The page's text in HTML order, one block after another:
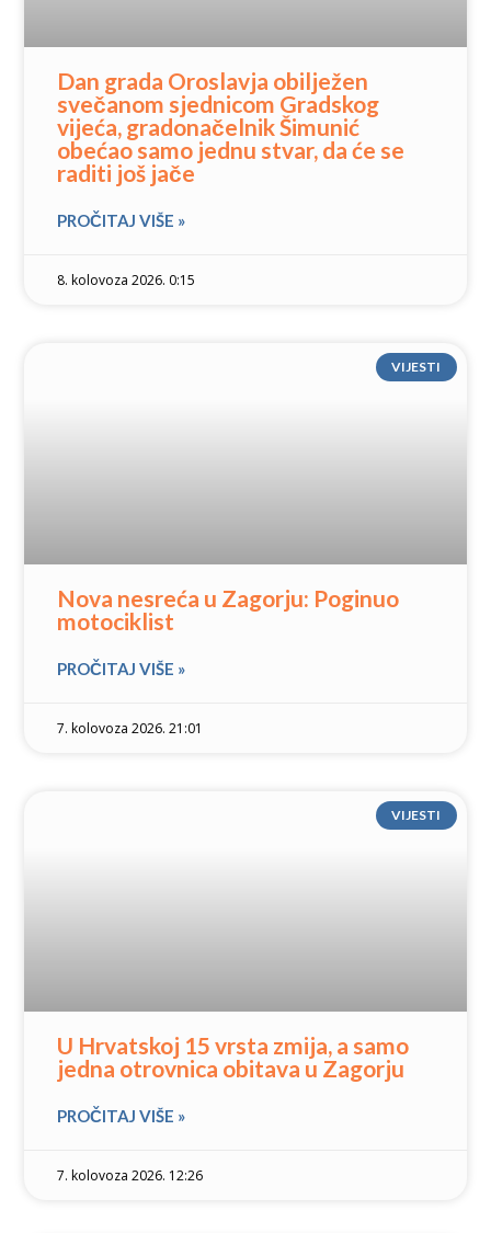
Dan grada Oroslavja obilježen
svečanom sjednicom Gradskog
vijeća, gradonačelnik Šimunić
obećao samo jednu stvar, da će se
raditi još jače
PROČITAJ VIŠE »
8. kolovoza 2026. 0:15
VIJESTI
Nova nesreća u Zagorju: Poginuo
motociklist
PROČITAJ VIŠE »
7. kolovoza 2026. 21:01
VIJESTI
U Hrvatskoj 15 vrsta zmija, a samo
jedna otrovnica obitava u Zagorju
PROČITAJ VIŠE »
7. kolovoza 2026. 12:26